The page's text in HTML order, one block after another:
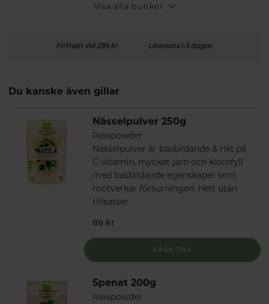
Visa alla butiker
Fri frakt vid 299 kr Leverans 1-3 dagar
Du kanske även gillar
Nässelpulver 250g
Rawpowder
Nässelpulver är basbildande & rikt på
C-vitamin, mycket järn och klorofyll
med basbildande egenskaper som
motverkar försurningen. Helt utan
tillsatser.
89 kr
LÄGG TILL
Spenat 200g
Rawpowder